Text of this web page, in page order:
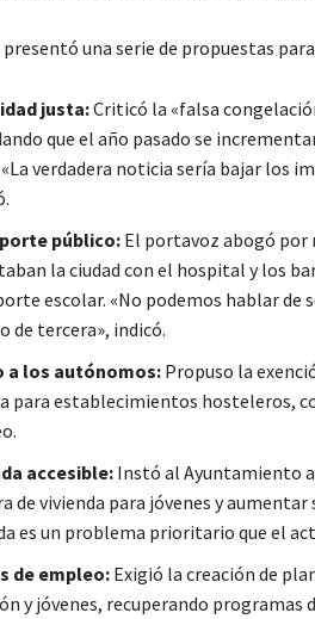
una serie de propuestas
justa:Criticó la «falsa
que el año pasado se
verdadera noticia sería bajar los
público:El portavoz abogó por
la ciudad con el hospital y los
escolar. «No podemos hablar
de tercera», indicó.
a los autónomos:Propuso la
para establecimientos hosteleros,
accesible:Instó al Ayuntamiento a
de vivienda para jóvenes y
es un problema prioritario que el
de empleo:Exigió la creación de
y jóvenes, recuperando